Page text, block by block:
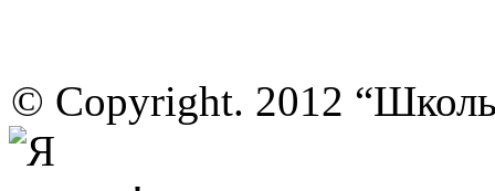
© Copyright. 2012